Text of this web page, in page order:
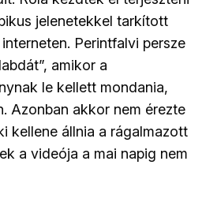
jelenetekkel tarkított
Perintfalvi persze
amikor a
le kellett mondania,
Azonban akkor nem érezte
kellene állnia a rágalmazott
a videója a mai napig nem